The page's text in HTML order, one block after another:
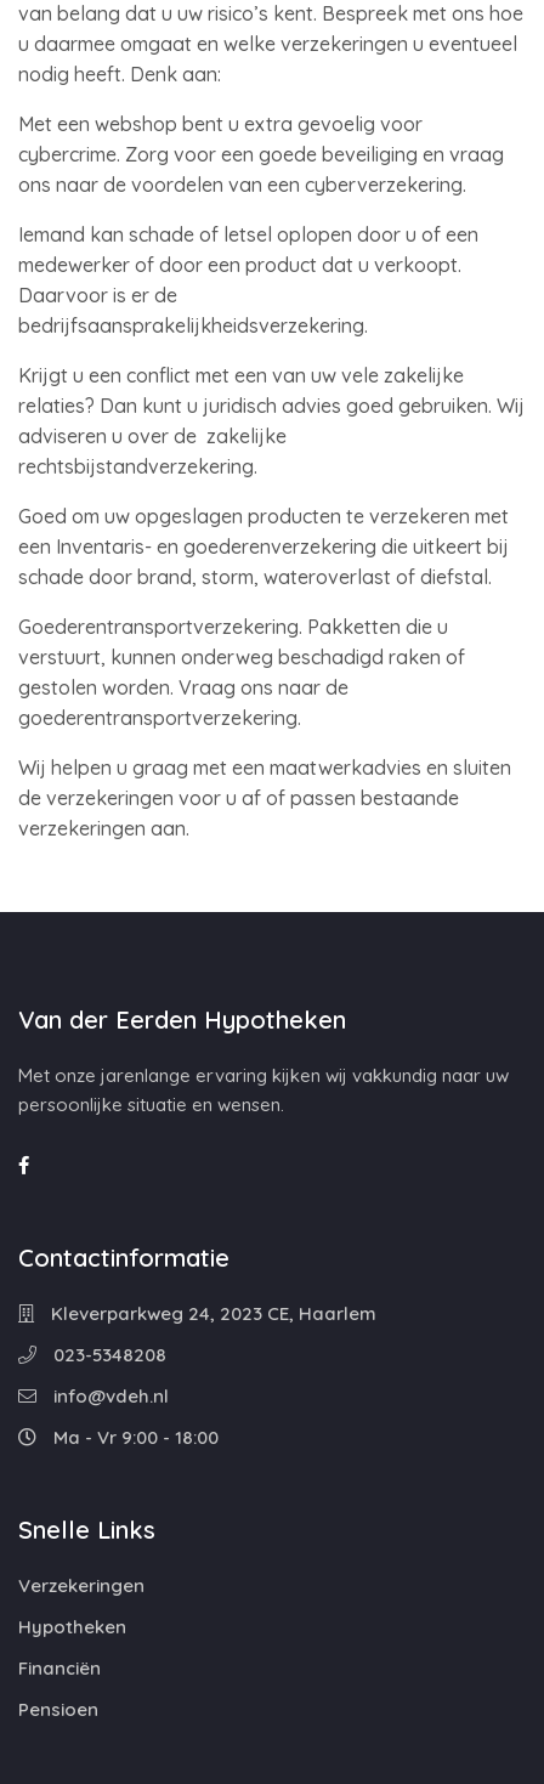
van belang dat u uw risico’s kent. Bespreek met ons hoe
u daarmee omgaat en welke verzekeringen u eventueel
nodig heeft. Denk aan:
Met een webshop bent u extra gevoelig voor
cybercrime. Zorg voor een goede beveiliging en vraag
ons naar de voordelen van een cyberverzekering.
Iemand kan schade of letsel oplopen door u of een
medewerker of door een product dat u verkoopt.
Daarvoor is er de
bedrijfsaansprakelijkheidsverzekering.
Krijgt u een conflict met een van uw vele zakelijke
relaties? Dan kunt u juridisch advies goed gebruiken. Wij
adviseren u over de zakelijke
rechtsbijstandverzekering.
Goed om uw opgeslagen producten te verzekeren met
een Inventaris- en goederenverzekering die uitkeert bij
schade door brand, storm, wateroverlast of diefstal.
Goederentransportverzekering. Pakketten die u
verstuurt, kunnen onderweg beschadigd raken of
gestolen worden. Vraag ons naar de
goederentransportverzekering.
Wij helpen u graag met een maatwerkadvies en sluiten
de verzekeringen voor u af of passen bestaande
verzekeringen aan.
Van der Eerden Hypotheken
Met onze jarenlange ervaring kijken wij vakkundig naar uw
persoonlijke situatie en wensen.
Contactinformatie
Kleverparkweg 24, 2023 CE, Haarlem
023-5348208
info@vdeh.nl
Ma - Vr 9:00 - 18:00
Snelle Links
Verzekeringen
Hypotheken
Financiën
Pensioen